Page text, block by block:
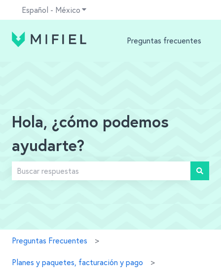
Español - México Traducciones de Mostrar submenú para
Preguntas frecuentes
Hola, ¿cómo podemos
ayudarte?
Preguntas Frecuentes
Planes y paquetes, facturación y pago